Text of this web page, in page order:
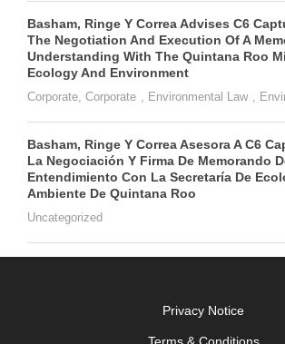
Basham, Ringe Y Correa Advises C6
The Negotiation And Execution Of A
Understanding With The Quintana Roo
Ecology And Environment
Corporate Corporate Environmental Law
Basham, Ringe Y Correa Asesora A C6
La Negociación Y Firma De Memorando
Entendimiento Con La Secretaría De
Ambiente De Quintana Roo
Uncategorized
Privacy Notice
Terms & Conditions